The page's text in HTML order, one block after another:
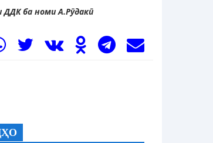
ба номи А.Рӯдакӣ